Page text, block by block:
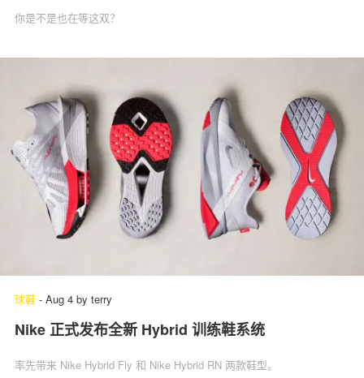
你是不是也在等这双？
球鞋 - Aug 4 by terry
Nike 正式发布全新 Hybrid 训练鞋系统
率先带来 Nike Hybrid Fly 和 Nike Hybrid RN 两款鞋型。